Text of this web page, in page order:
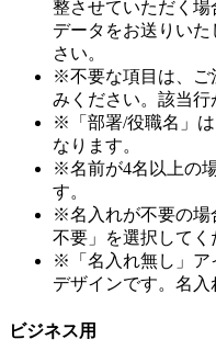
整させていただく場
データをお送りい
さい。
※不要な項目は、ご
みください。該当行
※「部署/役職名」
なります。
※名前が4名以上の
す。
※名入れが不要の場
不要」を選択してく
※「名入れ無し」ア
デザインです。名入
ビジネス用